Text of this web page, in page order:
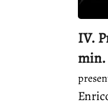
IV.
min.